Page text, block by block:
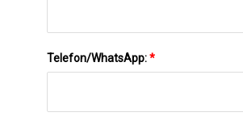
Telefon/WhatsApp:*